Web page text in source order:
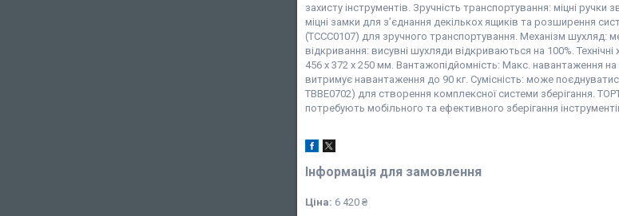
захисту інструментів. Зручність транспортування: міцні
міцні замки для з’єднання декількох ящиків та розширення
(TCCC0107) для зручного транспортування. Механізм шухляд:
відкривання: висувні шухляди відкриваються на 100%.
456 x 372 x 250 мм. Вантажопідйомність: Макс. навантаження
витримує навантаження до 90 кг. Сумісність: може
TBBE0702) для створення комплексної системи зберігання.
потребують мобільного та ефективного зберігання
Інформація для замовлення
Ціна: 6 420 ₴